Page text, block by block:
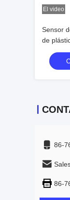
El video
Sensor
de
7900
86-
86-